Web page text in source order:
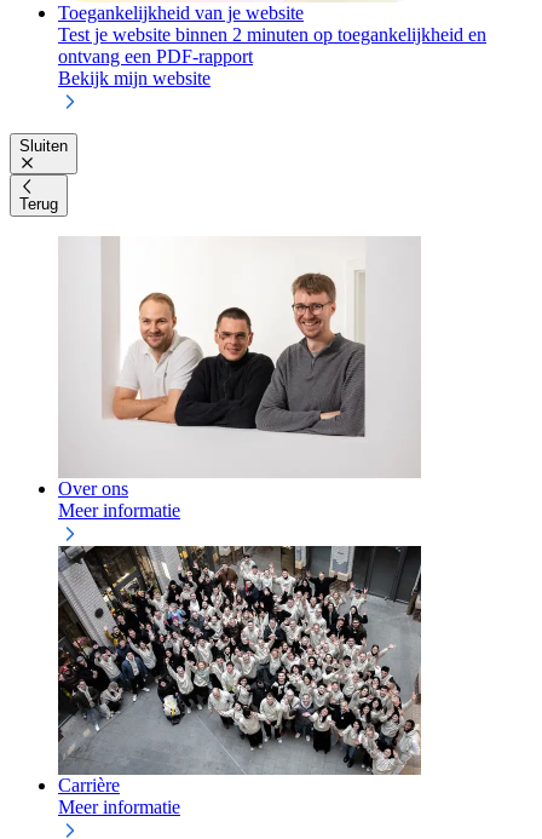
Toegankelijkheid van je website
Test je website binnen 2 minuten op toegankelijkheid en
ontvang een PDF-rapport
Bekijk mijn website
Sluiten
Terug
Over ons
Meer informatie
Carrière
Meer informatie